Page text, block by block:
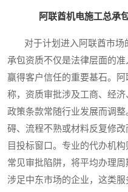
阿联酋机电施工总承
对于计划进入阿联酋市场
承包资质不仅是法律层面的准
赢得客户信任的重要基石。
称，资质审批涉及工商、经
政策条款常随行业发展而调
碍、流程不熟或材料反复修
目投标窗口。专业的代办机
常见审批陷阱，将平均办理
涉足中东市场的企业，这类服